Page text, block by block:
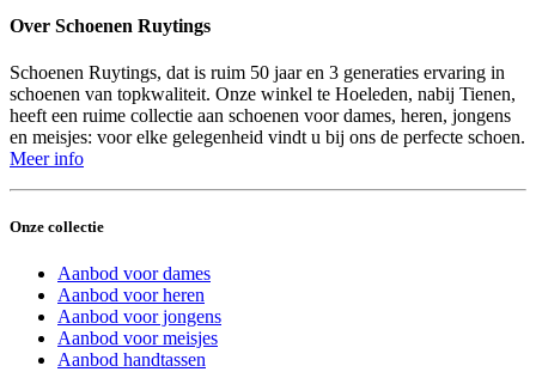
Over Schoenen Ruytings
Schoenen Ruytings, dat is ruim 50 jaar en 3 generaties ervaring in
schoenen van topkwaliteit. Onze winkel te Hoeleden, nabij Tienen,
heeft een ruime collectie aan schoenen voor dames, heren, jongens
en meisjes: voor elke gelegenheid vindt u bij ons de perfecte schoen.
Meer info
Onze collectie
Aanbod voor dames
Aanbod voor heren
Aanbod voor jongens
Aanbod voor meisjes
Aanbod handtassen